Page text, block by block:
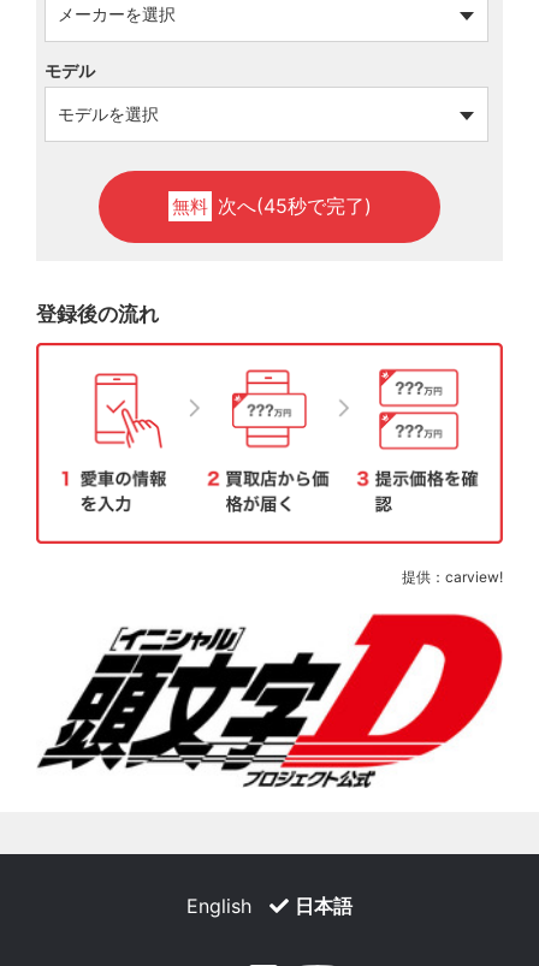
モデル
無料 次へ(45秒で完了)
登録後の流れ
提供：carview!
English 日本語